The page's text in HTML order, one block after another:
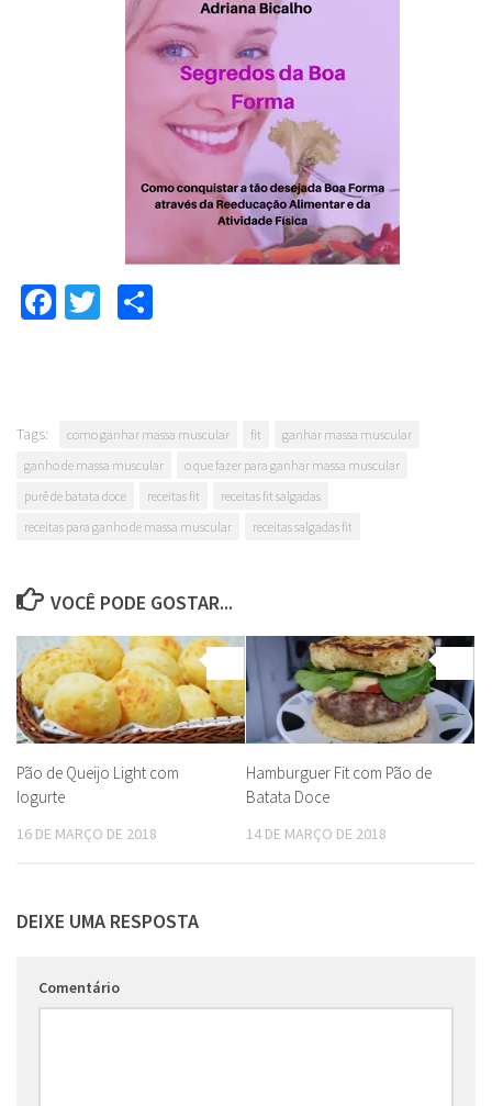
Facebook
Twitter
Tags: como ganhar massa muscular fit
ganhar massa muscular
ganho de massa muscular
o que fazer para ganhar massa muscular
purê de batata doce
receitas fit
receitas fit salgadas
receitas para ganho de massa muscular
receitas salgadas fit
VOCÊ PODE GOSTAR...
Pão de Queijo Light com
Iogurte
16 DE MARÇO DE 2018
Hamburguer Fit com Pão de
Batata Doce
14 DE MARÇO DE 2018
DEIXE UMA RESPOSTA
Comentário